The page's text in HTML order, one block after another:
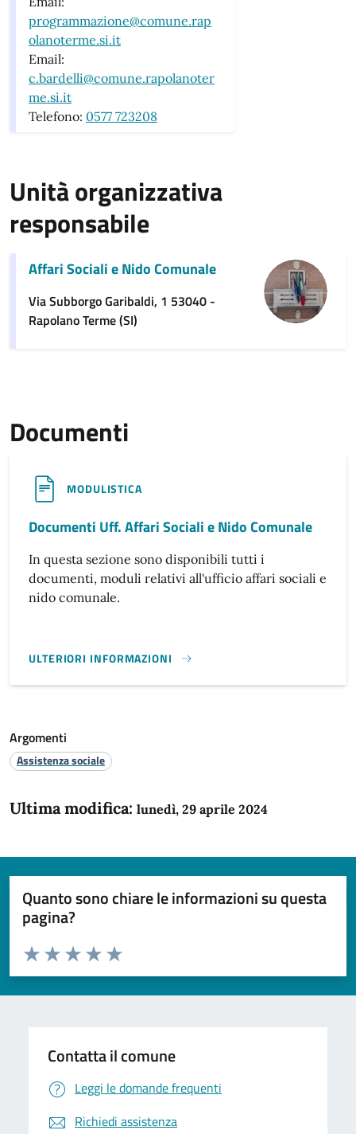
programmazione@comune.rap
olanoterme.si.it
Email:
c.bardelli@comune.rapolanoter
me.si.it
Telefono: 0577 723208
Unità organizzativa
responsabile
Affari Sociali e Nido Comunale
Via Subborgo Garibaldi, 1 53040 -
Rapolano Terme (SI)
Documenti
MODULISTICA
Documenti Uff. Affari Sociali e Nido Comunale
In questa sezione sono disponibili tutti i
documenti, moduli relativi all'ufficio affari sociali e
nido comunale.
ULTERIORI INFORMAZIONI
DOCUMENTI UFF. AFFARI SOCIALI E NIDO COMUNALE}
Argomenti
Assistenza sociale
Ultima modifica: lunedì, 29 aprile 2024
Quanto sono chiare le informazioni su questa
pagina?
Domanda
Valuta da 1 a 5 stelle la pagina
Valuta 5 stelle su 5
Valuta 4 stelle su 5
Valuta 3 stelle su 5
Valuta 2 stelle su 5
Valuta 1 stelle su 5
Contatta il comune
Leggi le domande frequenti
Richiedi assistenza